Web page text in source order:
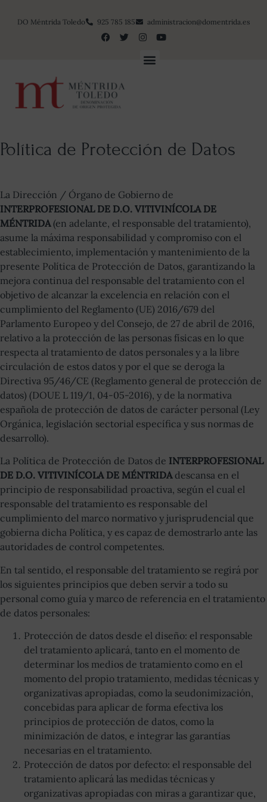
DO Méntrida Toledo 925 785 185 administracion@domentrida.es
Política de Protección de Datos
La Dirección / Órgano de Gobierno de
INTERPROFESIONAL DE D.O. VITIVINÍCOLA DE
MÉNTRIDA(en adelante, el responsable del tratamiento),
asume la máxima responsabilidad y compromiso con el
establecimiento, implementación y mantenimiento de la
presente Política de Protección de Datos, garantizando la
mejora continua del responsable del tratamiento con el
objetivo de alcanzar la excelencia en relación con el
cumplimiento del Reglamento (UE) 2016/679 del
Parlamento Europeo y del Consejo, de 27 de abril de 2016,
relativo a la protección de las personas físicas en lo que
respecta al tratamiento de datos personales y a la libre
circulación de estos datos y por el que se deroga la
Directiva 95/46/CE (Reglamento general de protección de
datos) (DOUE L 119/1, 04-05-2016), y de la normativa
española de protección de datos de carácter personal (Ley
Orgánica, legislación sectorial específica y sus normas de
desarrollo).
La Política de Protección de Datos de INTERPROFESIONAL
DE D.O. VITIVINÍCOLA DE MÉNTRIDA descansa en el
principio de responsabilidad proactiva, según el cual el
responsable del tratamiento es responsable del
cumplimiento del marco normativo y jurisprudencial que
gobierna dicha Política, y es capaz de demostrarlo ante las
autoridades de control competentes.
En tal sentido, el responsable del tratamiento se regirá por
los siguientes principios que deben servir a todo su
personal como guía y marco de referencia en el tratamiento
de datos personales:
Protección de datos desde el diseño: el responsable
del tratamiento aplicará, tanto en el momento de
determinar los medios de tratamiento como en el
momento del propio tratamiento, medidas técnicas y
organizativas apropiadas, como la seudonimización,
concebidas para aplicar de forma efectiva los
principios de protección de datos, como la
minimización de datos, e integrar las garantías
necesarias en el tratamiento.
Protección de datos por defecto: el responsable del
tratamiento aplicará las medidas técnicas y
organizativas apropiadas con miras a garantizar que,